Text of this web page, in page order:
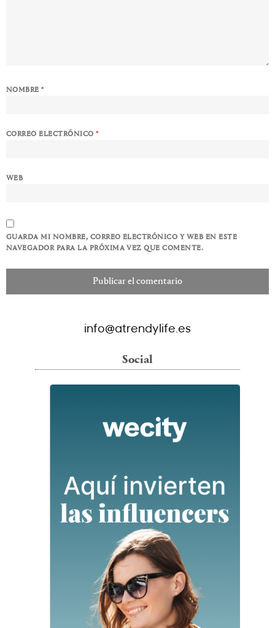
NOMBRE*
CORREO ELECTRÓNICO*
WEB
GUARDA MI NOMBRE, CORREO ELECTRÓNICO Y WEB EN ESTE
NAVEGADOR PARA LA PRÓXIMA VEZ QUE COMENTE.
info@atrendylife.es
Social